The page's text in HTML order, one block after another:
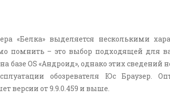
«Белка» выделяется несколькими
помнить – это выбор подходящей для
базе OS «Андроид», однако этих
обозревателя Юс Браузер.
версии от 9.9.0.459 и выше.